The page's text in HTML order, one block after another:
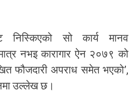
निस्किएको सो कार्य मानव
नभइ कारागार ऐन २०७९ को
फौजदारी अपराध समेत भएको’,
उल्लेख छ।